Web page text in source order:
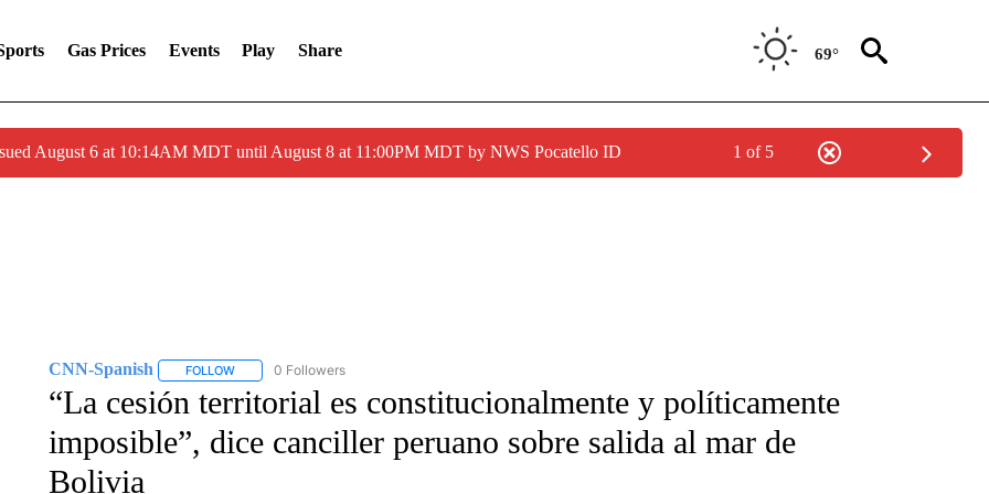
Gas Prices Events Play Share 69°
August 6 at 10:14AM MDT until August 8 at 11:00PM MDT by NWS Pocatello ID 1 of 5
CNN-Spanish FOLLOWFOLLOW "CNN-SPANISH" TO RECEIVE NOTIFICATIONS ABOUT NEW PAGES ON "CNN-SPANISH".
0 Followers
“La cesión territorial es constitucionalmente y políticamente
imposible”, dice canciller peruano sobre salida al mar de
Bolivia